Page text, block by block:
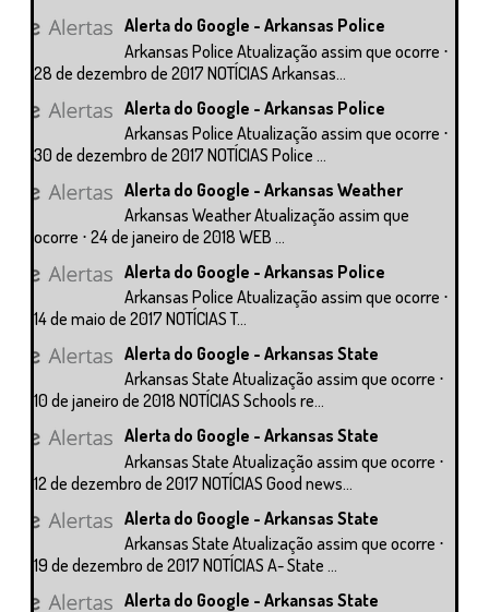
Alerta do Google - Arkansas Police
Arkansas Police Atualização assim que ocorre ⋅
28 de dezembro de 2017 NOTÍCIAS Arkansas...
Alerta do Google - Arkansas Police
Arkansas Police Atualização assim que ocorre ⋅
30 de dezembro de 2017 NOTÍCIAS Police ...
Alerta do Google - Arkansas Weather
Arkansas Weather Atualização assim que
ocorre ⋅ 24 de janeiro de 2018 WEB ...
Alerta do Google - Arkansas Police
Arkansas Police Atualização assim que ocorre ⋅
14 de maio de 2017 NOTÍCIAS T...
Alerta do Google - Arkansas State
Arkansas State Atualização assim que ocorre ⋅
10 de janeiro de 2018 NOTÍCIAS Schools re...
Alerta do Google - Arkansas State
Arkansas State Atualização assim que ocorre ⋅
12 de dezembro de 2017 NOTÍCIAS Good news...
Alerta do Google - Arkansas State
Arkansas State Atualização assim que ocorre ⋅
19 de dezembro de 2017 NOTÍCIAS A- State ...
Alerta do Google - Arkansas State